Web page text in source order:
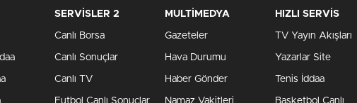
SERVİSLER 2
Canlı Borsa
Canlı Sonuçlar
Canlı TV
Futbol Canlı Sonuçlar
MULTİMEDYA
Gazeteler
Hava Durumu
Haber Gönder
Namaz Vakitleri
HIZLI SERVİS
TV Yayın Akışları
Yazarlar Site
Tenis İddaa
Basketbol Canlı